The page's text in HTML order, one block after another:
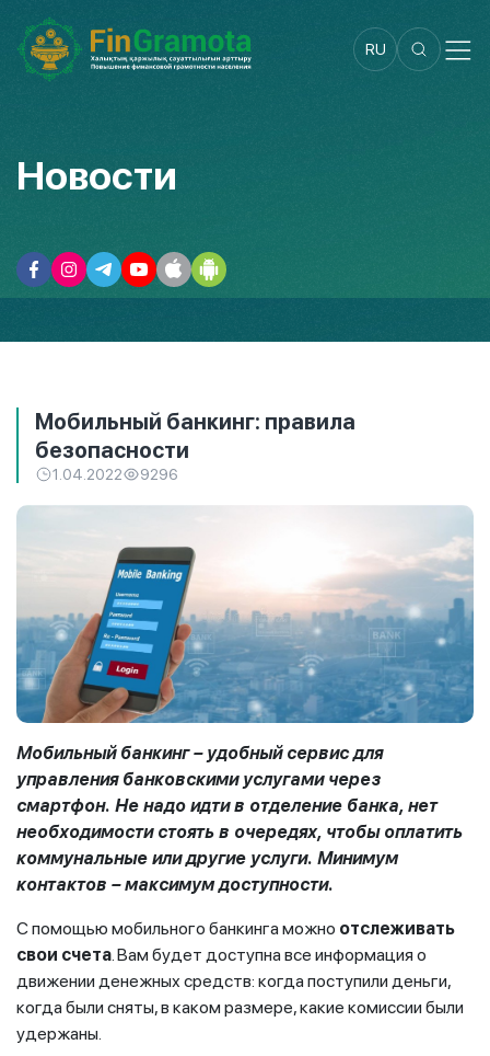
RU
Новости
Мобильный банкинг: правила
безопасности
1.04.2022 9296
Мобильный банкинг – удобный сервис для
управления банковскими услугами через
смартфон. Не надо идти в отделение банка, нет
необходимости стоять в очередях, чтобы оплатить
коммунальные или другие услуги. Минимум
контактов – максимум доступности.
С помощью мобильного банкинга можно отслеживать
свои счета. Вам будет доступна все информация о
движении денежных средств: когда поступили деньги,
когда были сняты, в каком размере, какие комиссии были
удержаны.